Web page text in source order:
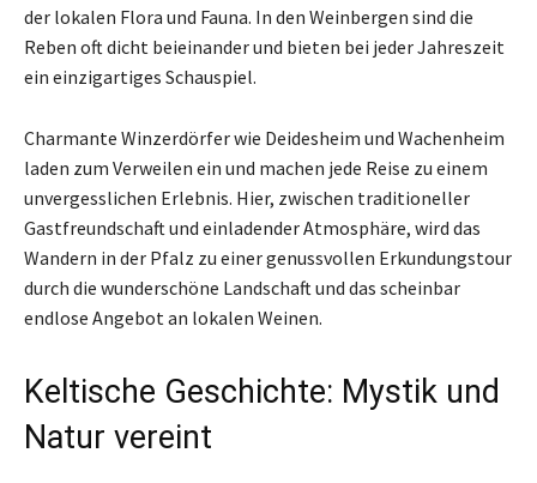
der lokalen Flora und Fauna. In den Weinbergen sind die
Reben oft dicht beieinander und bieten bei jeder Jahreszeit
ein einzigartiges Schauspiel.
Charmante Winzerdörfer wie Deidesheim und Wachenheim
laden zum Verweilen ein und machen jede Reise zu einem
unvergesslichen Erlebnis. Hier, zwischen traditioneller
Gastfreundschaft und einladender Atmosphäre, wird das
Wandern in der Pfalz zu einer genussvollen Erkundungstour
durch die wunderschöne Landschaft und das scheinbar
endlose Angebot an lokalen Weinen.
Keltische Geschichte: Mystik und
Natur vereint